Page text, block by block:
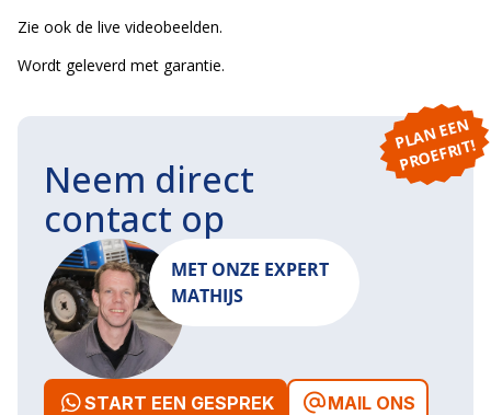
Zie ook de live videobeelden.
Wordt geleverd met garantie.
P
L
A
N
E
E
N
P
R
O
E
F
RI
T!
Neem direct
contact op
MET ONZE EXPERT
MATHIJS
START EEN GESPREK MAIL ONS